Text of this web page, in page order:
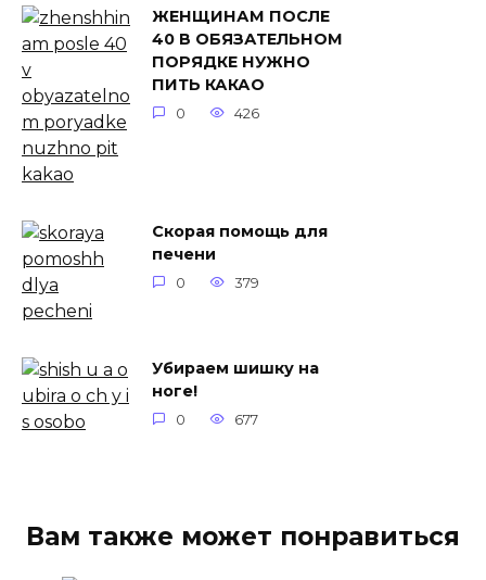
ЖЕНЩИНАМ ПОСЛЕ
40 В ОБЯЗАТЕЛЬНОМ
ПОРЯДКЕ НУЖНО
ПИТЬ КАКАО
0 426
Скорая помощь для
печени
0 379
Убираем шишку на
ноге!
0 677
Вам также может понравиться